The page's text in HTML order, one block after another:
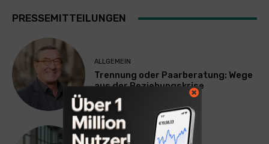
PRESSEMITTEILUNGEN
ALLGEMEIN
Trennung oder Paarberatung: Wege
aus der Beziehungskrise